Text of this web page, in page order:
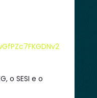
o SESI e o